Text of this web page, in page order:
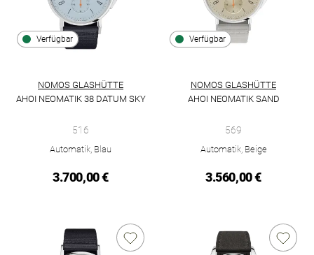
Verfügbar
NOMOS GLASHÜTTE
AHOI NEOMATIK 38 DATUM SKY
516
Automatik, Blau
3.700,00 €
Verfügbar
NOMOS GLASHÜTTE
AHOI NEOMATIK SAND
569
Automatik, Beige
3.560,00 €